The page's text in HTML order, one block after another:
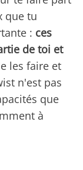
que tu
: ces
de toi et
les faire et
n'est pas
que
à